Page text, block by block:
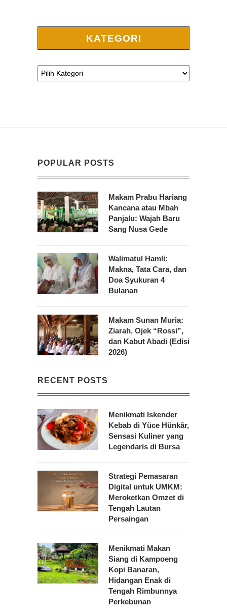
KATEGORI
POPULAR POSTS
Makam Prabu Hariang
Kancana atau Mbah
Panjalu: Wajah Baru
Sang Nusa Gede
Walimatul Hamli:
Makna, Tata Cara, dan
Doa Syukuran 4
Bulanan
Makam Sunan Muria:
Ziarah, Ojek “Rossi”,
dan Kabut Abadi (Edisi
2026)
RECENT POSTS
Menikmati Iskender
Kebab di Yüce Hünkâr,
Sensasi Kuliner yang
Legendaris di Bursa
Strategi Pemasaran
Digital untuk UMKM:
Meroketkan Omzet di
Tengah Lautan
Persaingan
Menikmati Makan
Siang di Kampoeng
Kopi Banaran,
Hidangan Enak di
Tengah Rimbunnya
Perkebunan